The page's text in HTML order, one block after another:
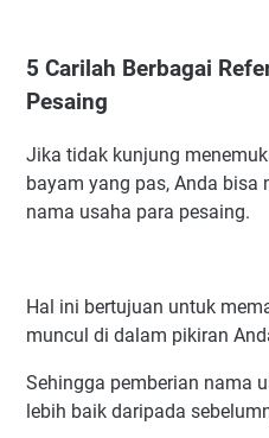
5 Carilah Berbagai
Pesaing
Jika tidak kunjung
bayam yang pas, Anda bisa
nama usaha para pesaing.
Hal ini bertujuan untuk
muncul di dalam pikiran
Sehingga pemberian nama
lebih baik daripada